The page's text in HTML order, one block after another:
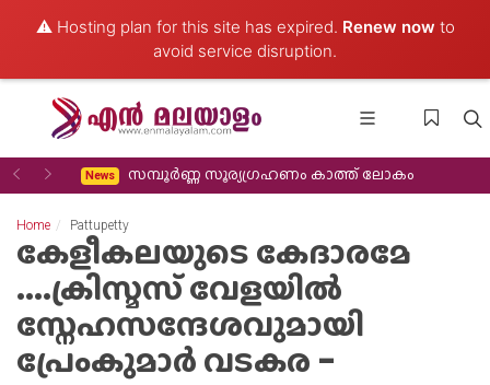
⚠️ Hosting plan for this site has expired. Renew now to
avoid service disruption.
Previous
NextNews സമ്പൂർണ്ണ സൂര്യഗ്രഹണം കാത്ത് ലോകം
Home Pattupetty
കേളീകലയുടെ കേദാരമേ
....ക്രിസ്മസ് വേളയിൽ
സ്നേഹസന്ദേശവുമായി
പ്രേംകുമാർ വടകര -